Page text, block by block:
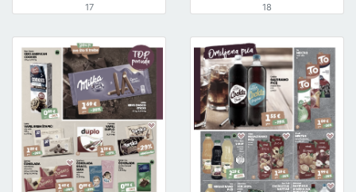
17 18